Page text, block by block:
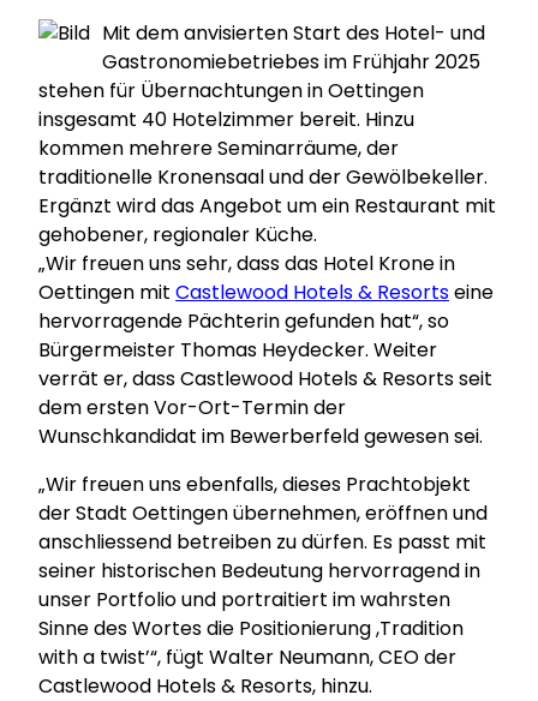
Mit dem anvisierten Start des Hotel- und
Gastronomiebetriebes im Frühjahr 2025
stehen für Übernachtungen in Oettingen
insgesamt 40 Hotelzimmer bereit. Hinzu
kommen mehrere Seminarräume, der
traditionelle Kronensaal und der Gewölbekeller.
Ergänzt wird das Angebot um ein Restaurant mit
gehobener, regionaler Küche.
„Wir freuen uns sehr, dass das Hotel Krone in
Oettingen mit Castlewood Hotels & Resortseine
hervorragende Pächterin gefunden hat“, so
Bürgermeister Thomas Heydecker. Weiter
verrät er, dass Castlewood Hotels & Resorts seit
dem ersten Vor-Ort-Termin der
Wunschkandidat im Bewerberfeld gewesen sei.
„Wir freuen uns ebenfalls, dieses Prachtobjekt
der Stadt Oettingen übernehmen, eröffnen und
anschliessend betreiben zu dürfen. Es passt mit
seiner historischen Bedeutung hervorragend in
unser Portfolio und portraitiert im wahrsten
Sinne des Wortes die Positionierung ,Tradition
with a twist’“, fügt Walter Neumann, CEO der
Castlewood Hotels & Resorts, hinzu.